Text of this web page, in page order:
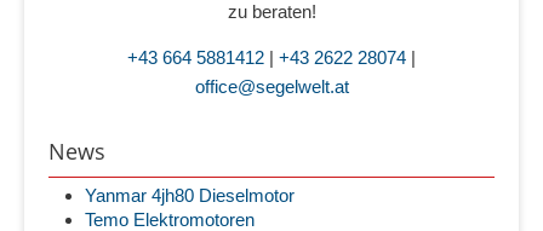
zu beraten!
+43 664 5881412 | +43 2622 28074 |
office@segelwelt.at
News
Yanmar 4jh80 Dieselmotor
Temo Elektromotoren